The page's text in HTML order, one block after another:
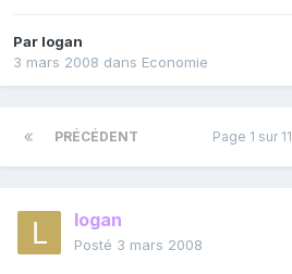
Par logan
3 mars 2008 dans Economie
PRÉCÉDENT Page 1 sur 11
logan
Posté 3 mars 2008